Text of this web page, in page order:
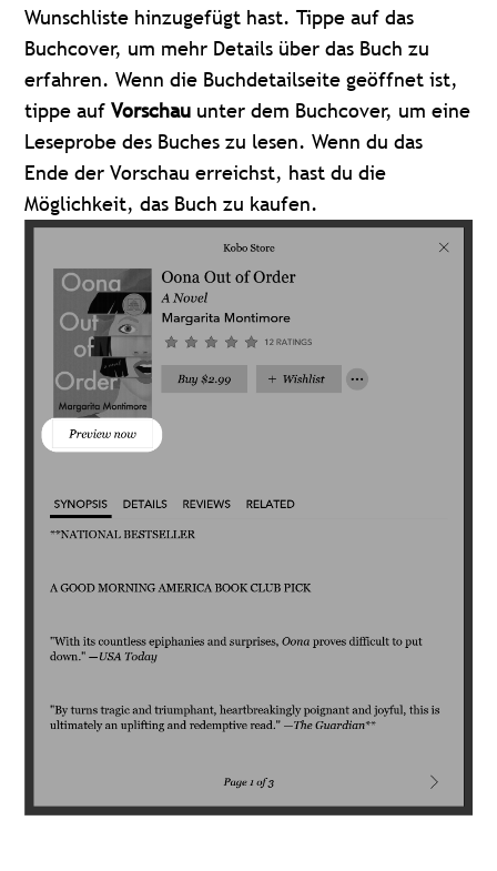
Wunschliste hinzugefügt hast. Tippe auf das
Buchcover, um mehr Details über das Buch zu
erfahren. Wenn die Buchdetailseite geöffnet ist,
tippe aufVorschau unter dem Buchcover, um eine
Leseprobe des Buches zu lesen. Wenn du das
Ende der Vorschau erreichst, hast du die
Möglichkeit, das Buch zu kaufen.